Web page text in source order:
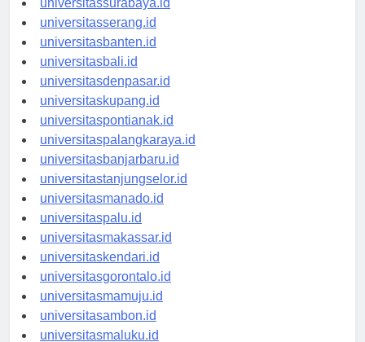
universitassurabaya.id
universitasserang.id
universitasbanten.id
universitasbali.id
universitasdenpasar.id
universitaskupang.id
universitaspontianak.id
universitaspalangkaraya.id
universitasbanjarbaru.id
universitastanjungselor.id
universitasmanado.id
universitaspalu.id
universitasmakassar.id
universitaskendari.id
universitasgorontalo.id
universitasmamuju.id
universitasambon.id